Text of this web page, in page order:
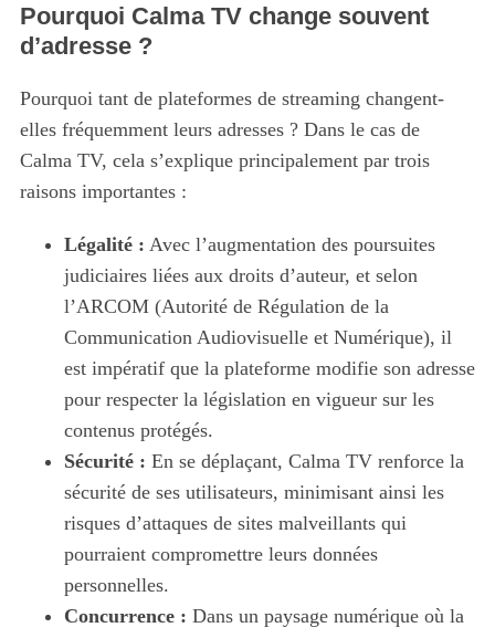
Pourquoi Calma TV change souvent
d’adresse ?
Pourquoi tant de plateformes de streaming changent-
elles fréquemment leurs adresses ? Dans le cas de
Calma TV, cela s’explique principalement par trois
raisons importantes :
Légalité : Avec l’augmentation des poursuites
judiciaires liées aux droits d’auteur, et selon
l’ARCOM (Autorité de Régulation de la
Communication Audiovisuelle et Numérique), il
est impératif que la plateforme modifie son adresse
pour respecter la législation en vigueur sur les
contenus protégés.
Sécurité : En se déplaçant, Calma TV renforce la
sécurité de ses utilisateurs, minimisant ainsi les
risques d’attaques de sites malveillants qui
pourraient compromettre leurs données
personnelles.
Concurrence : Dans un paysage numérique où la